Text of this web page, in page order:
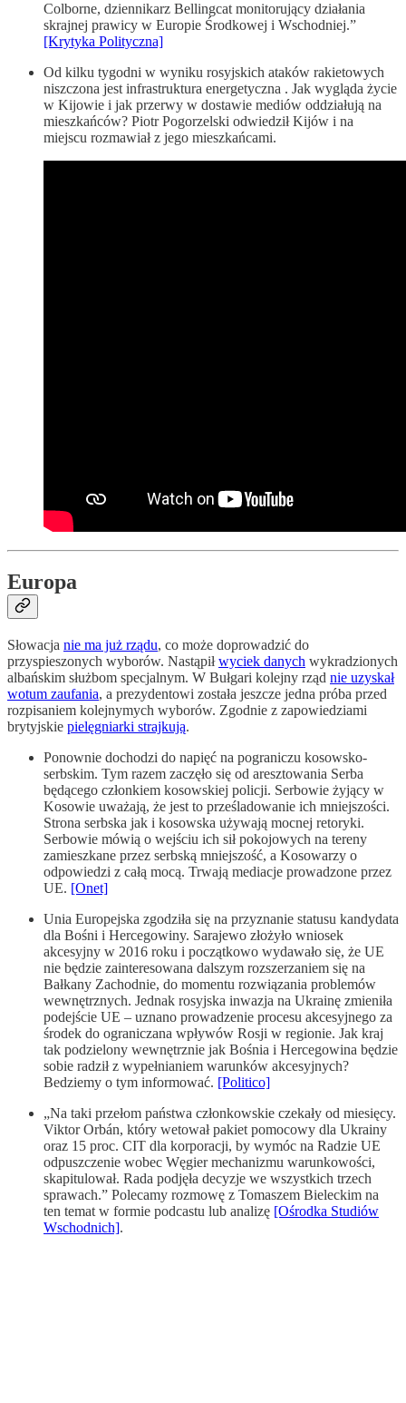
Colborne, dziennikarz Bellingcat monitorujący działania
skrajnej prawicy w Europie Środkowej i Wschodniej.”
[Krytyka Polityczna]
Od kilku tygodni w wyniku rosyjskich ataków rakietowych
niszczona jest infrastruktura energetyczna . Jak wygląda życie
w Kijowie i jak przerwy w dostawie mediów oddziałują na
mieszkańców? Piotr Pogorzelski odwiedził Kijów i na
miejscu rozmawiał z jego mieszkańcami.
Europa
Słowacja nie ma już rządu, co może doprowadzić do
przyspieszonych wyborów. Nastąpiłwyciek danych wykradzionych
albańskim służbom specjalnym. W Bułgari kolejny rząd nie uzyskał
wotum zaufania, a prezydentowi została jeszcze jedna próba przed
rozpisaniem kolejnymych wyborów. Zgodnie z zapowiedziami
brytyjskie pielęgniarki strajkują.
Ponownie dochodzi do napięć na pograniczu kosowsko-
serbskim. Tym razem zaczęło się od aresztowania Serba
będącego członkiem kosowskiej policji. Serbowie żyjący w
Kosowie uważają, że jest to prześladowanie ich mniejszości.
Strona serbska jak i kosowska używają mocnej retoryki.
Serbowie mówią o wejściu ich sił pokojowych na tereny
zamieszkane przez serbską mniejszość, a Kosowarzy o
odpowiedzi z całą mocą. Trwają mediacje prowadzone przez
UE. [Onet]
Unia Europejska zgodziła się na przyznanie statusu kandydata
dla Bośni i Hercegowiny. Sarajewo złożyło wniosek
akcesyjny w 2016 roku i początkowo wydawało się, że UE
nie będzie zainteresowana dalszym rozszerzaniem się na
Bałkany Zachodnie, do momentu rozwiązania problemów
wewnętrznych. Jednak rosyjska inwazja na Ukrainę zmieniła
podejście UE – uznano prowadzenie procesu akcesyjnego za
środek do ograniczana wpływów Rosji w regionie. Jak kraj
tak podzielony wewnętrznie jak Bośnia i Hercegowina będzie
sobie radził z wypełnianiem warunków akcesyjnych?
Bedziemy o tym informować. [Politico]
„Na taki przełom państwa członkowskie czekały od miesięcy.
Viktor Orbán, który wetował pakiet pomocowy dla Ukrainy
oraz 15 proc. CIT dla korporacji, by wymóc na Radzie UE
odpuszczenie wobec Węgier mechanizmu warunkowości,
skapitulował. Rada podjęła decyzje we wszystkich trzech
sprawach.” Polecamy rozmowę z Tomaszem Bieleckim na
ten temat w formie podcastu lub analizę [Ośrodka Studiów
Wschodnich].